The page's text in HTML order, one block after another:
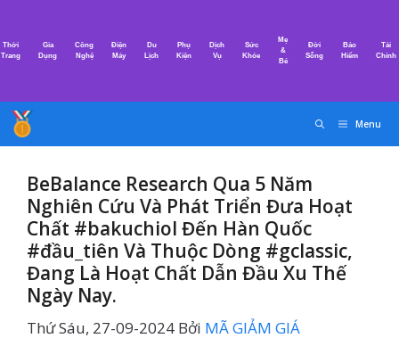
nội
Thời
Trang
Gia
Dụng
Công
Nghệ
Điện
Máy
Du
Lịch
Phụ
Kiện
Dịch
Vụ
Sức
Khỏe
Mẹ
&
Bé
Đời
Sống
Bảo
Hiểm
Tài
Chính
Menu
BeBalance Research Qua 5 Năm
Nghiên Cứu Và Phát Triển Đưa Hoạt
Chất #bakuchiol Đến Hàn Quốc
#đầu_tiên Và Thuộc Dòng #gclassic,
Đang Là Hoạt Chất Dẫn Đầu Xu Thế
Ngày Nay.
Thứ Sáu, 27-09-2024 Bởi MÃ GIẢM GIÁ